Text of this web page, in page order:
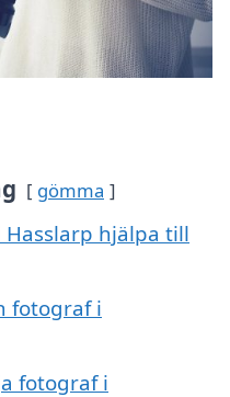
gömma
hjälpa till
fotograf i
fotograf i